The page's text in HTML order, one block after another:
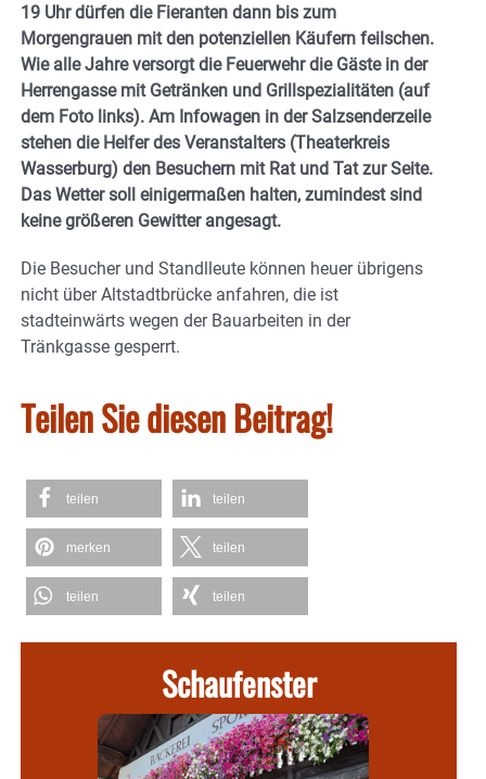
19 Uhr dürfen die Fieranten dann bis zum
Morgengrauen mit den potenziellen Käufern feilschen.
Wie alle Jahre versorgt die Feuerwehr die Gäste in der
Herrengasse mit Getränken und Grillspezialitäten (auf
dem Foto links). Am Infowagen in der Salzsenderzeile
stehen die Helfer des Veranstalters (Theaterkreis
Wasserburg) den Besuchern mit Rat und Tat zur Seite.
Das Wetter soll einigermaßen halten, zumindest sind
keine größeren Gewitter angesagt.
Die Besucher und Standlleute können heuer übrigens
nicht über Altstadtbrücke anfahren, die ist
stadteinwärts wegen der Bauarbeiten in der
Tränkgasse gesperrt.
Teilen Sie diesen Beitrag!
teilen teilen
merken teilen
teilen teilen
Schaufenster